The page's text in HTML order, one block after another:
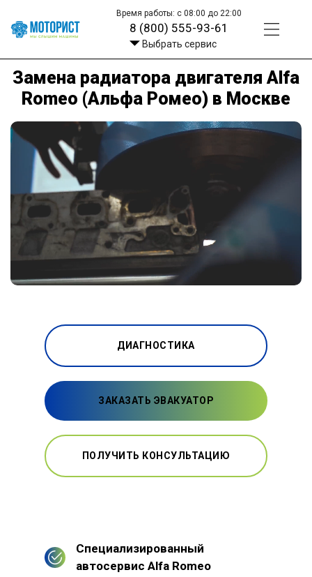
Время работы: с 08:00 до 22:00
8 (800) 555-93-61
Выбрать сервис
Замена радиатора двигателя Alfa
Romeo (Альфа Ромео) в Москве
ДИАГНОСТИКА
ЗАКАЗАТЬ ЭВАКУАТОР
ПОЛУЧИТЬ КОНСУЛЬТАЦИЮ
Специализированный
автосервис Alfa Romeo